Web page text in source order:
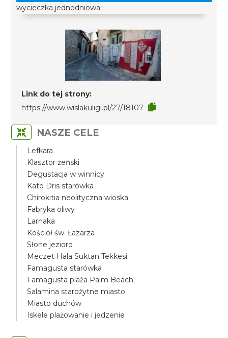
wycieczka jednodniowa
Link do tej strony:
https://www.wislakuligi.pl/27/18107
NASZE CELE
Lefkara
Klasztor żeński
Degustacja w winnicy
Kato Dris starówka
Chirokitia neolityczna wioska
Fabryka oliwy
Larnaka
Kościół św. Łazarza
Słone jezioro
Meczet Hala Suktan Tekkesi
Famagusta starówka
Famagusta plaża Palm Beach
Salamina starożytne miasto
Miasto duchów
Iskele plażowanie i jedzenie